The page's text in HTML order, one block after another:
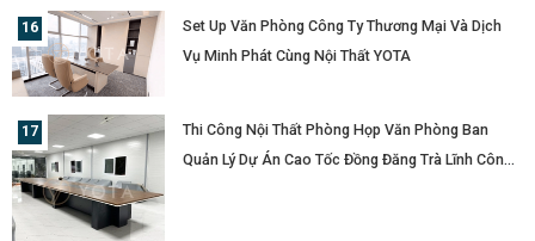
Set Up Văn Phòng Công Ty Thương Mại Và Dịch
Vụ Minh Phát Cùng Nội Thất YOTA
Thi Công Nội Thất Phòng Họp Văn Phòng Ban
Quản Lý Dự Án Cao Tốc Đồng Đăng Trà Lĩnh Công